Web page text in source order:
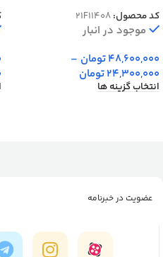
کد محصول:21F11408
موجود در انبار
48,600,000تومان –
24,300,000تومان
انتخاب گزینه ها
عضویت در خبرنامه